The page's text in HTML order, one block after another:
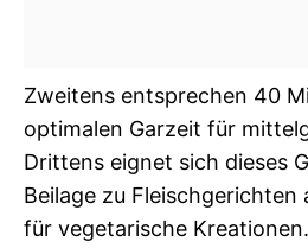
Zweitens entsprechen 40
optimalen Garzeit für
Drittens eignet sich dieses
Beilage zu Fleischgerichten
für vegetarische Kreationen.